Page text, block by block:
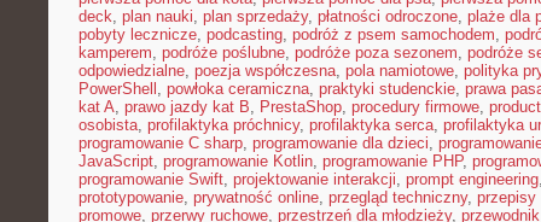
deck, plan nauki, plan sprzedaży, płatności odroczone, plaże dla
pobyty lecznicze, podcasting, podróż z psem samochodem,
kamperem, podróże poślubne, podróże poza sezonem, podróże
odpowiedzialne, poezja współczesna, pola namiotowe, polityka
PowerShell , powłoka ceramiczna, praktyki studenckie, prawa
kat A, prawo jazdy kat B, PrestaShop, procedury firmowe,
osobista, profilaktyka próchnicy, profilaktyka serca, profilaktyka
programowanie C sharp, programowanie dla dzieci,
JavaScript, programowanie Kotlin, programowanie PHP,
programowanie Swift, projektowanie interakcji, prompt engineering
prototypowanie, prywatność online, przegląd techniczny, przepisy
promowe, przerwy ruchowe, przestrzeń dla młodzieży,